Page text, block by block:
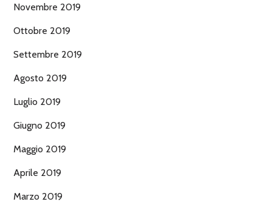
Novembre 2019
Ottobre 2019
Settembre 2019
Agosto 2019
Luglio 2019
Giugno 2019
Maggio 2019
Aprile 2019
Marzo 2019